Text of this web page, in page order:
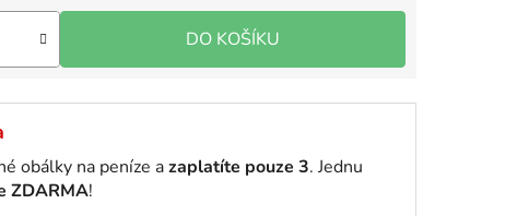
DO KOŠÍKU
obálky na peníze azaplatíte pouze 3. Jednu
ZDARMA!